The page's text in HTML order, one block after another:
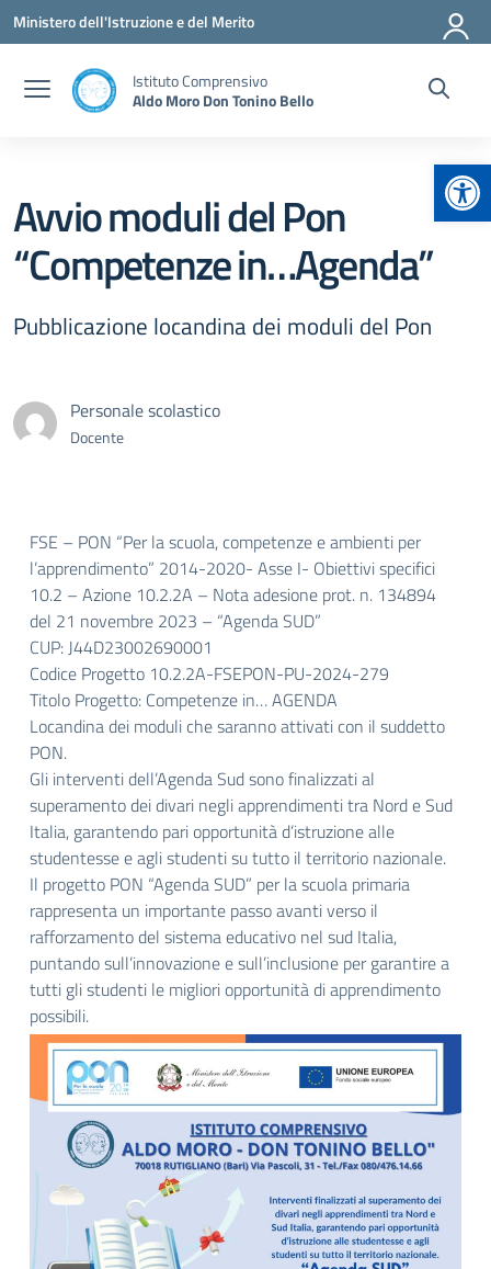
Vai ai contenuti
Vai al menu di navigazione
Vai al footer
Ministero dell'Istruzione e del Merito
Istituto Comprensivo
Aldo Moro Don Tonino Bello
Avvio moduli del Pon
“Competenze in…Agenda”
Pubblicazione locandina dei moduli del Pon
Personale scolastico
Docente
FSE – PON “Per la scuola, competenze e ambienti per
l’apprendimento” 2014-2020- Asse I- Obiettivi specifici
10.2 – Azione 10.2.2A – Nota adesione prot. n. 134894
del 21 novembre 2023 – “Agenda SUD”
CUP: J44D23002690001
Codice Progetto 10.2.2A-FSEPON-PU-2024-279
Titolo Progetto: Competenze in… AGENDA
Locandina dei moduli che saranno attivati con il suddetto
PON.
Gli interventi dell’Agenda Sud sono finalizzati al
superamento dei divari negli apprendimenti tra Nord e Sud
Italia, garantendo pari opportunità d’istruzione alle
studentesse e agli studenti su tutto il territorio nazionale.
Il progetto PON “Agenda SUD” per la scuola primaria
rappresenta un importante passo avanti verso il
rafforzamento del sistema educativo nel sud Italia,
puntando sull’innovazione e sull’inclusione per garantire a
tutti gli studenti le migliori opportunità di apprendimento
possibili.